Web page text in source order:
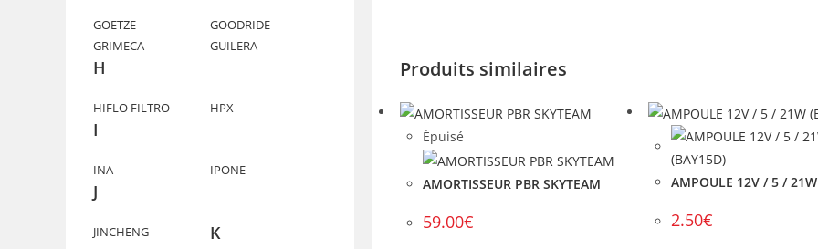
Produits similaires
Épuisé
AMORTISSEUR PBR SKYTEAM
59.00€
AMPOULE 12V / 5 /
2.50€
GOETZE
GOODRIDE
GRIMECA
GUILERA
H
HIFLO FILTRO HPX
I
INA IPONE
J
JINCHENG K